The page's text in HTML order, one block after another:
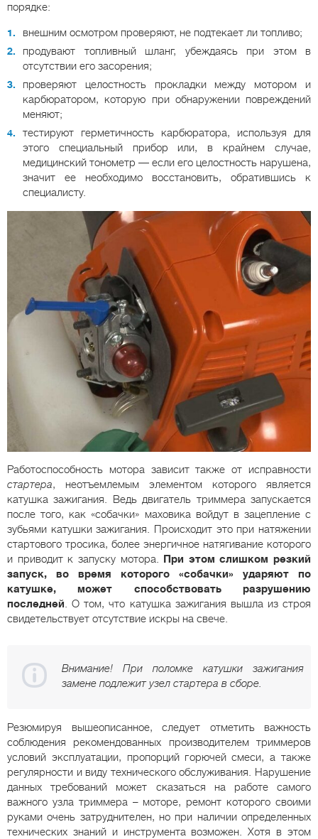
порядке:
внешним осмотром проверяют, не подтекает ли топливо;
продувают топливный шланг, убеждаясь при этом в
отсутствии его засорения;
проверяют целостность прокладки между мотором и
карбюратором, которую при обнаружении повреждений
меняют;
тестируют герметичность карбюратора, используя для
этого специальный прибор или, в крайнем случае,
медицинский тонометр — если его целостность нарушена,
значит ее необходимо восстановить, обратившись к
специалисту.
Работоспособность мотора зависит также от исправности
стартера, неотъемлемым элементом которого является
катушка зажигания. Ведь двигатель триммера запускается
после того, как «собачки» маховика войдут в зацепление с
зубьями катушки зажигания. Происходит это при натяжении
стартового тросика, более энергичное натягивание которого
и приводит к запуску мотора. При этом слишком резкий
запуск, во время которого «собачки» ударяют по
катушке, может способствовать разрушению
последней. О том, что катушка зажигания вышла из строя
свидетельствует отсутствие искры на свече.
Внимание! При поломке катушки зажигания
замене подлежит узел стартера в сборе.
Резюмируя вышеописанное, следует отметить важность
соблюдения рекомендованных производителем триммеров
условий эксплуатации, пропорций горючей смеси, а также
регулярности и виду технического обслуживания. Нарушение
данных требований может сказаться на работе самого
важного узла триммера – моторе, ремонт которого своими
руками очень затруднителен, но при наличии определенных
технических знаний и инструмента возможен. Хотя в этом